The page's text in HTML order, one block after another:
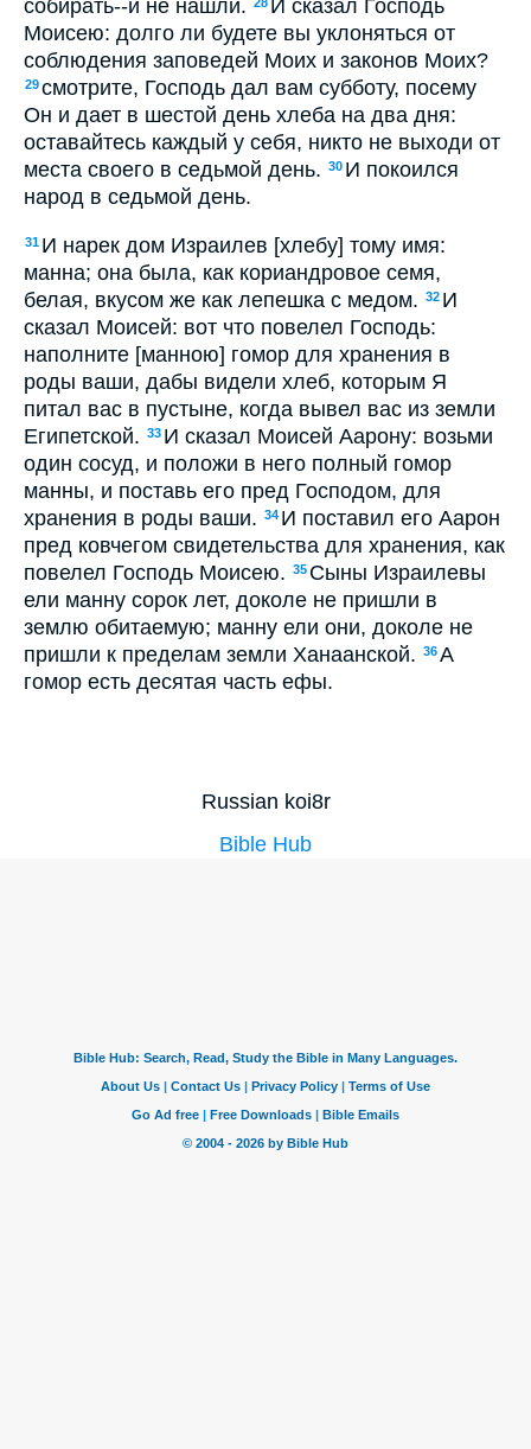
собирать--и не нашли.
И сказал Господь
Моисею: долго ли будете вы уклоняться от
соблюдения заповедей Моих и законов Моих?
29смотрите, Господь дал вам субботу, посему
Он и дает в шестой день хлеба на два дня:
оставайтесь каждый у себя, никто не выходи от
места своего в седьмой день. 30 И покоился
народ в седьмой день.
31 И нарек дом Израилев [хлебу] тому имя:
манна; она была, как кориандровое семя,
белая, вкусом же как лепешка с медом. 32 И
сказал Моисей: вот что повелел Господь:
наполните [манною] гомор для хранения в
роды ваши, дабы видели хлеб, которым Я
питал вас в пустыне, когда вывел вас из земли
Египетской. 33 И сказал Моисей Аарону: возьми
один сосуд, и положи в него полный гомор
манны, и поставь его пред Господом, для
хранения в роды ваши. 34 И поставил его Аарон
пред ковчегом свидетельства для хранения, как
повелел Господь Моисею. 35 Сыны Израилевы
ели манну сорок лет, доколе не пришли в
землю обитаемую; манну ели они, доколе не
пришли к пределам земли Ханаанской. 36А
гомор есть десятая часть ефы.
Russian koi8r
Bible Hub